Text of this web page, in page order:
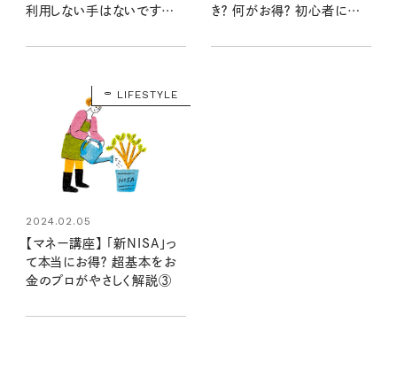
利用しない手はないですね。
あります」
き？ 何がお得？ 初心者にやさ
LIFESTYLE
2024.02.05
【マネー講座】 「新NISA」っ
て本当にお得？ 超基本をお
金のプロがやさしく解説③